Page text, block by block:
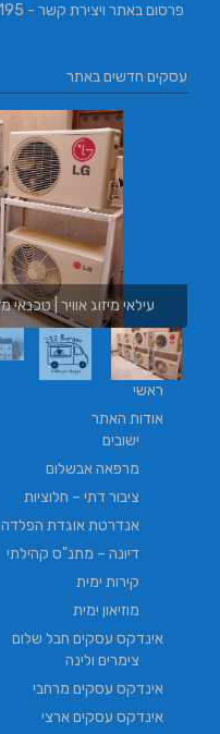
פרסום באתר ויצירת קשר - 5,195 צפיות
עסקים חדשים באתר
| מתקין מזגנים | תיקון מזגנים
ראשי
אודות האתר
ישובים
מרפאה אבשלום
ציבור דתי – חלוציות
אנדרטת אוגדת הפלדה
דיונה – מתנ"ס קהילתי
קירות ימית
מוזיאון ימית
אינדקס עסקים חבל שלום
צימרים ולינה
אינדקס עסקים מרחבי
אינדקס עסקים ארצי